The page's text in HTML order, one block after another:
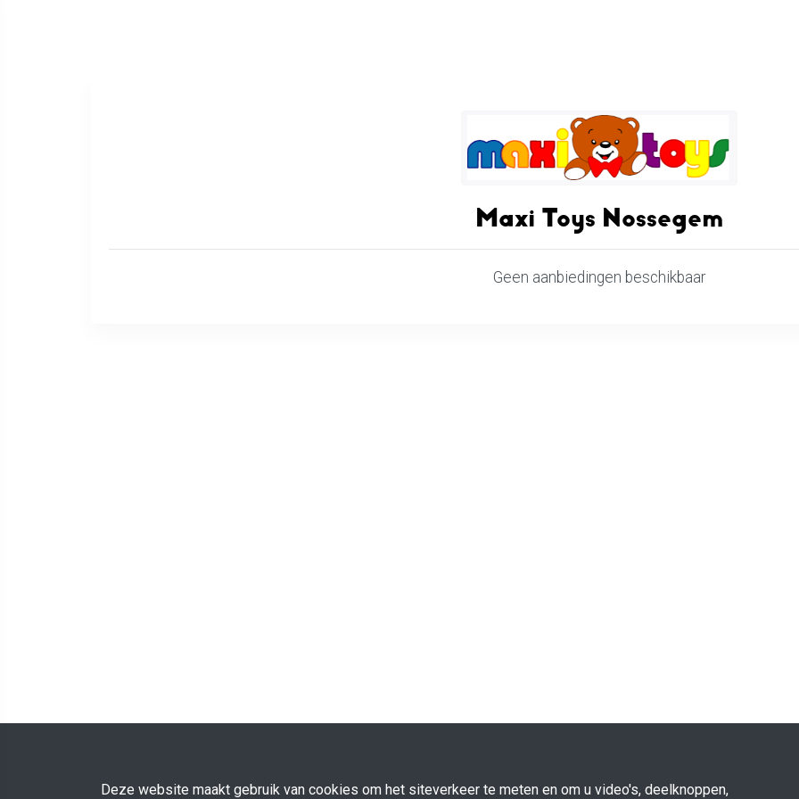
Maxi Toys Nossegem
Geen aanbiedingen beschikbaar
Deze website maakt gebruik van cookies om het siteverkeer te meten en om u video's, deelknoppen,